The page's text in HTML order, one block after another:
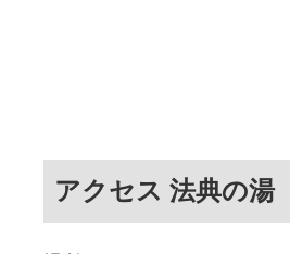
アクセス 法典の湯